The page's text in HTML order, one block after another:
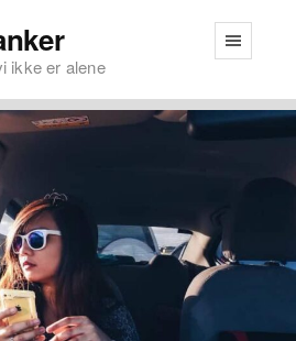
ikke er alene